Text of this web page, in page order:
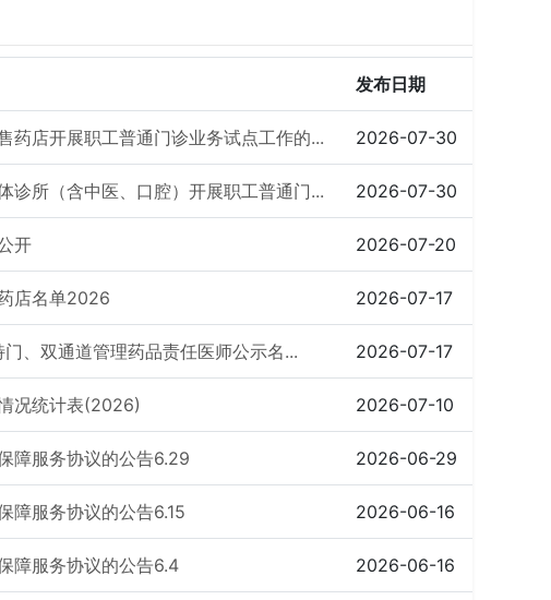
发布日期
药店开展职工普通门诊业务试点工作的... 2026-07-30
诊所（含中医、口腔）开展职工普通门... 2026-07-30
开 2026-07-20
店名单2026 2026-07-17
、双通道管理药品责任医师公示名... 2026-07-17
况统计表(2026) 2026-07-10
障服务协议的公告6.29 2026-06-29
障服务协议的公告6.15 2026-06-16
障服务协议的公告6.4 2026-06-16